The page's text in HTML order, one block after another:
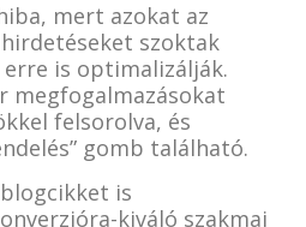
mert azokat az
szoktak
is optimalizálják.
megfogalmazásokat
felsorolva, és
gomb található.
is
kiváló szakmai